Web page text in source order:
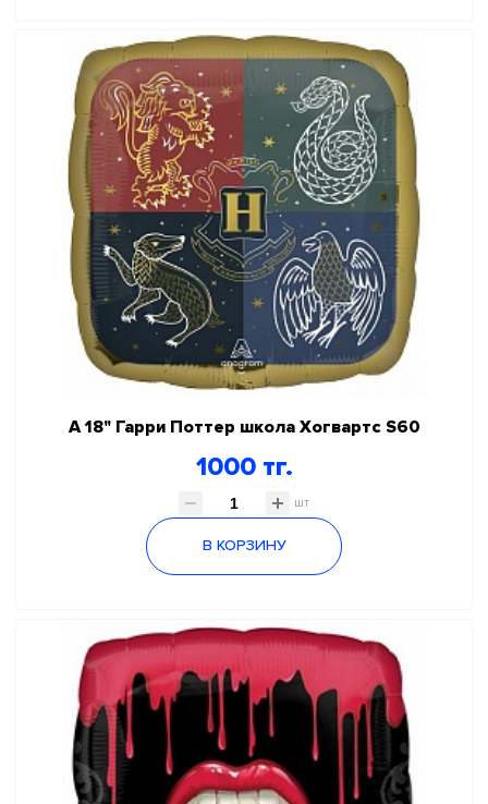
А 18" Гарри Поттер школа Хогвартс S60
1000 тг.
шт
В КОРЗИНУ